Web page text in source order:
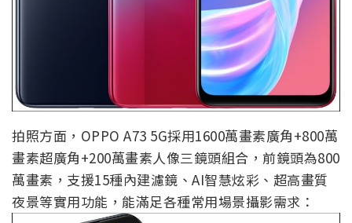
拍照方面，OPPO A73 5G採用1600萬畫素廣角+800萬
畫素超廣角+200萬畫素人像三鏡頭組合，前鏡頭為800
萬畫素，支援15種內建濾鏡、AI智慧炫彩、超高畫質
夜景等實用功能，能滿足各種常用場景攝影需求：